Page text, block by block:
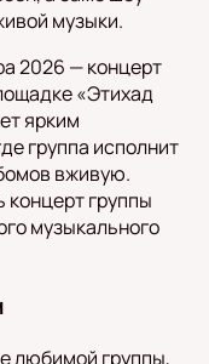
музыки.
2026 — концерт
«Этихад
ярким
группа исполнит
вживую.
группы
музыкального
любимой группы,